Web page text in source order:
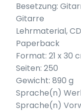
Besetzung:
Gitarre
Lehrmaterial,
Paperback
Format: 21 x 30
Seiten: 250
Gewicht: 890 g
Sprache(n)
Sprache(n)